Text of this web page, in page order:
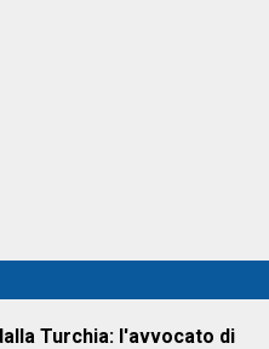
Turchia: l'avvocato di